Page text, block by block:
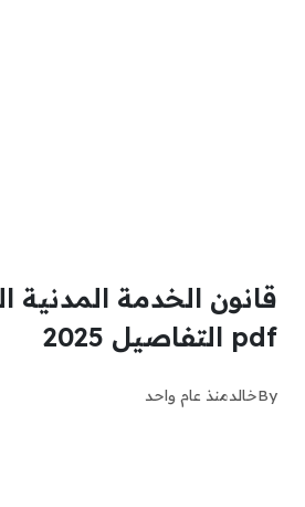
قانون الخدمة المدنية
pdf التفاصيل 2025
Byخالدمنذ عام واحد